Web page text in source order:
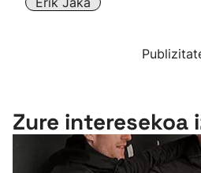
Zure interesekoa